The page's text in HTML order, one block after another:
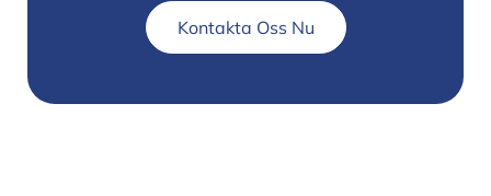
Kontakta Oss Nu